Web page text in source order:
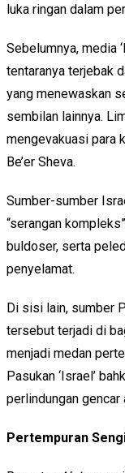
luka ringan dalam
Sebelumnya, media
tentaranya terjebak
yang menewaskan
sembilan lainnya.
mengevakuasi para
Be’er Sheva.
Sumber-sumber
“serangan
buldoser, serta
penyelamat.
Di sisi lain, sumber
tersebut terjadi di
menjadi medan
Pasukan ‘Israel’
perlindungan gencar
Pertempuran